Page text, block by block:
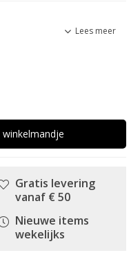
Lees meer
winkelmandje
Gratis levering
vanaf € 50
Nieuwe items
wekelijks